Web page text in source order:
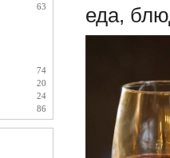
63
74
20
24
86
еда,